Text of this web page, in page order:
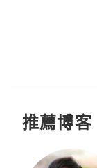
推薦博客